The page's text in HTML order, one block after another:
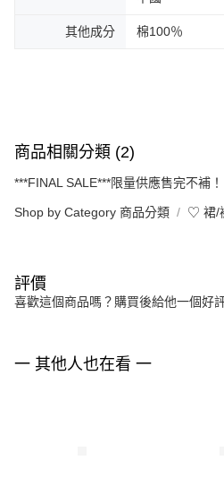
其他成分 棉100％
商品相關分類 (2)
***FINAL SALE***限量供應售完不補！
Shop by Category 商品分類 ♡ 裙/
評價
喜歡這個商品嗎？購買後給他一個好
一 其他人也在看 一